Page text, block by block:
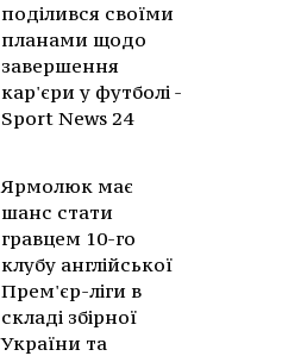
поділився своїми
планами щодо
завершення
кар'єри у футболі -
Sport News 24
Ярмолюк має
шанс стати
гравцем 10-го
клубу англійської
Прем'єр-ліги в
складі збірної
України та